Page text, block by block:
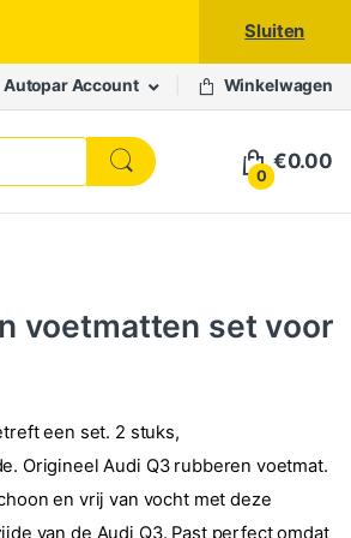
Sluiten
Autopar Account Winkelwagen
0
€0.00
voetmatten set voor
een set. 2 stuks,
Origineel Audi Q3 rubberen voetmat.
en vrij van vocht met deze
van de Audi Q3. Past perfect omdat